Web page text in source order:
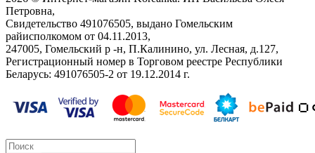
Петровна,
Свидетельство ‎491076505, выдано Гомельским
райисполкомом от 04.11.2013,
247005, Гомельский р -н, П.Калинино, ул. Лесная, д.127,
Регистрационный номер в Торговом реестре Республики
Беларусь: ‎491076505-2 от 19.12.2014 г.